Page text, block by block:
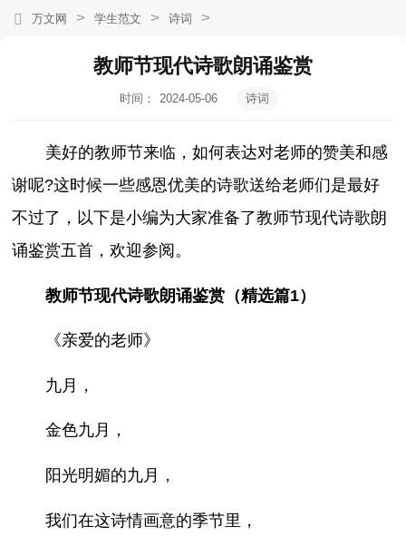
万文网 > 学生范文 > 诗词 >
教师节现代诗歌朗诵鉴赏
时间：
2024-05-06
诗词
美好的教师节来临，如何表达对老师的赞美和感
谢呢?这时候一些感恩优美的诗歌送给老师们是最好
不过了，以下是小编为大家准备了教师节现代诗歌朗
诵鉴赏五首，欢迎参阅。
教师节现代诗歌朗诵鉴赏（精选篇1）
《亲爱的老师》
九月，
金色九月，
阳光明媚的九月，
我们在这诗情画意的季节里，